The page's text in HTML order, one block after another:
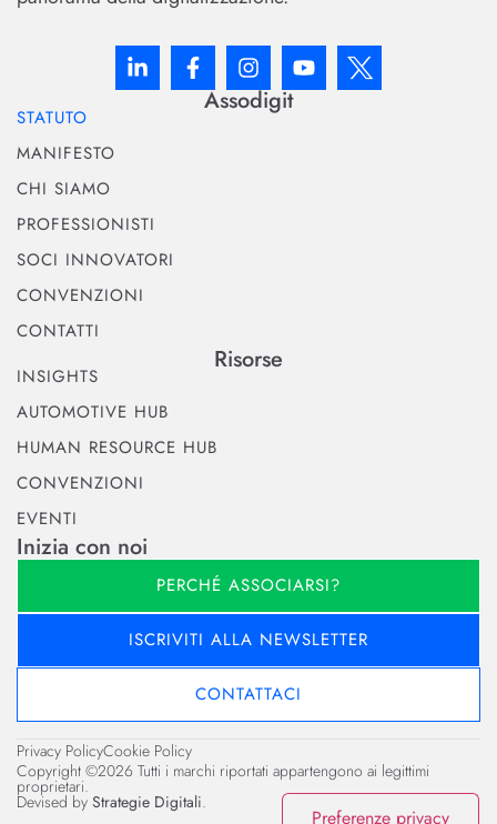
Assodigit
STATUTO
MANIFESTO
CHI SIAMO
PROFESSIONISTI
SOCI INNOVATORI
CONVENZIONI
CONTATTI
Risorse
INSIGHTS
AUTOMOTIVE HUB
HUMAN RESOURCE HUB
CONVENZIONI
EVENTI
Inizia con noi
PERCHÉ ASSOCIARSI?
ISCRIVITI ALLA NEWSLETTER
CONTATTACI
Privacy PolicyCookie Policy
Copyright ©2026 Tutti i marchi riportati appartengono ai legittimi
proprietari.
Devised by Strategie Digitali.